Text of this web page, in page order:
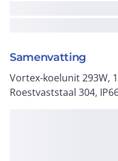
Samenvatting
Vortex-koelunit 293W,
Roestvaststaal 304,